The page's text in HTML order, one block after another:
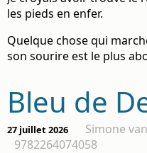
les pieds en enfer.
Quelque chose qui
son sourire est le plus
Bleu de
27 juillet 2026 Simone
9782264074058